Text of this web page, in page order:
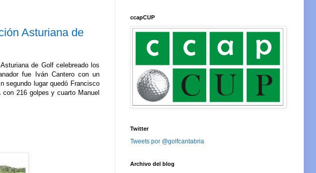
Asturiana de
de Golf celebreado los
fue Iván Cantero con un
segundo lugar quedó Francisco
con 216 golpes y cuarto Manuel
ccapCUP
Twitter
Tweets por @golfcantabria
Archivo del blog